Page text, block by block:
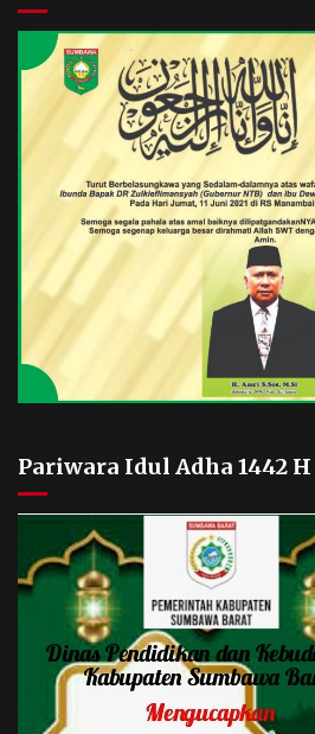
Pariwara Idul Adha 1442 H